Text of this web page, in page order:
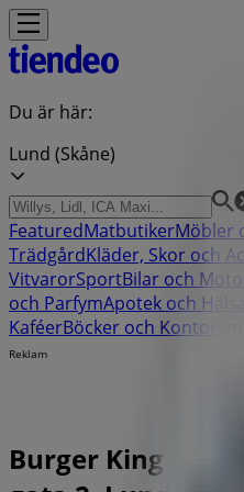
Du är här:
Lund (Skåne)
FeaturedMatbutikerMöbler
TrädgårdKläder, Skor och
VitvarorSportBilar och Motor
och ParfymApotek och Hälsa
KaféerBöcker och
Reklam
Burger King